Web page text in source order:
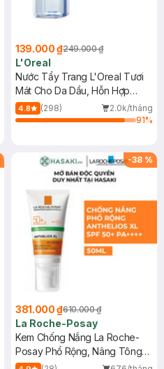
139.000 ₫249.000 ₫
L'Oreal
Nước Tẩy Trang L'Oreal Tươi
Mát Cho Da Dầu, Hỗn Hợp
400ml
4.8 (298)
2.0k/tháng
91%
-38 %
381.000 ₫610.000 ₫
La Roche-Posay
Kem Chống Nắng La Roche-
Posay Phổ Rộng, Nâng Tông
Kiềm Dầu 50ml